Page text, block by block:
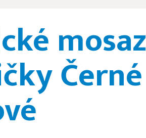
Černé